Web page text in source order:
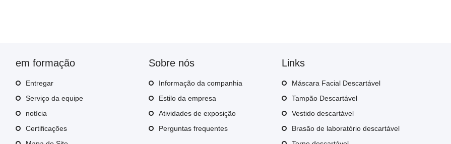
em formação
Entregar
Serviço da equipe
notícia
Certificações
Sobre nós
Informação da companhia
Estilo da empresa
Atividades de exposição
Perguntas frequentes
Links
Máscara Facial Descartável
Tampão Descartável
Vestido descartável
Brasão de laboratório descartável